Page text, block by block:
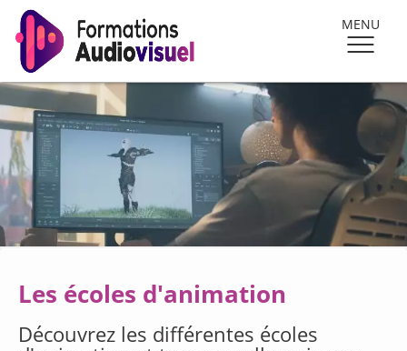
MENU
Les écoles d'animation
Découvrez les différentes écoles